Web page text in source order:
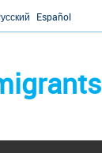
Español